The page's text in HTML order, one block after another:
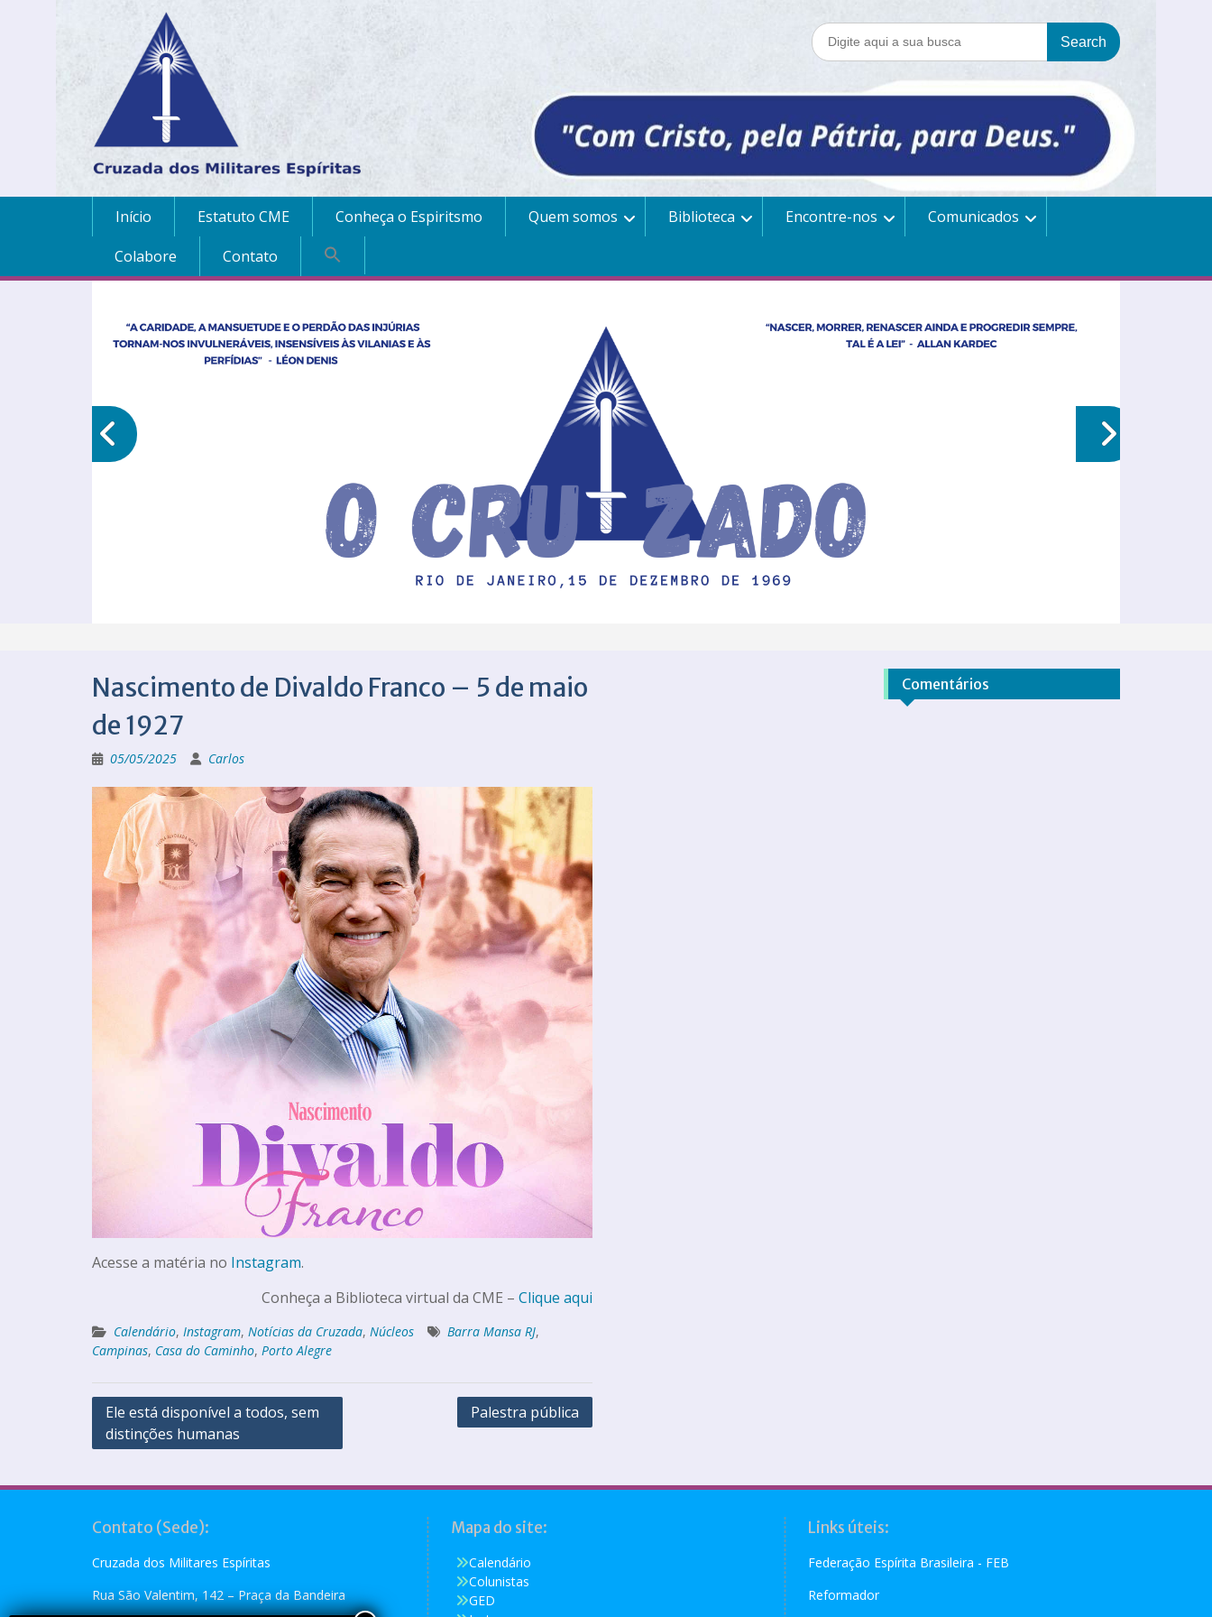
Início Estatuto CME Conheça o Espiritsmo Quem somos Biblioteca Encontre-nos
Comunicados
Colabore
Contato
Nascimento de Divaldo Franco – 5 de maio
de 1927
05/05/2025 Carlos
Acesse a matéria no Instagram.
Conheça a Biblioteca virtual da CME – Clique aqui
Calendário, Instagram, Notícias da Cruzada, Núcleos Barra Mansa RJ,
Campinas, Casa do Caminho, Porto Alegre
Ele está disponível a todos, sem
distinções humanas
Palestra pública
Comentários
Contato (Sede):
Cruzada dos Militares Espíritas
Rua São Valentim, 142 – Praça da Bandeira
Mapa do site:
Calendário
Colunistas
GED
Links úteis:
Federação Espírita Brasileira - FEB
Reformador